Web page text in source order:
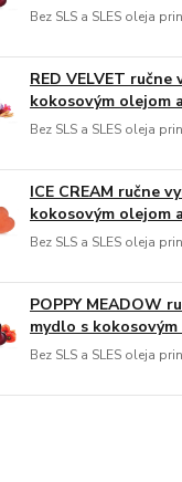
Bez SLS a SLES oleja
RED VELVET
kokosovým olejom
Bez SLS a SLES oleja
ICE CREAM ručne
kokosovým olejom
Bez SLS a SLES oleja
POPPY MEADOW
mydlo s
Bez SLS a SLES oleja